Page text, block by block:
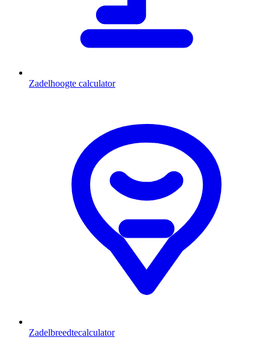
Zadelhoogte calculator
Zadelbreedtecalculator